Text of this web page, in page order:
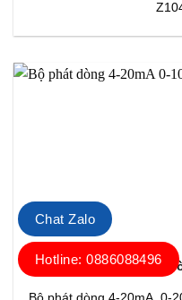
Bộ Phát
Chat Zalo
Hotline: 0886088496